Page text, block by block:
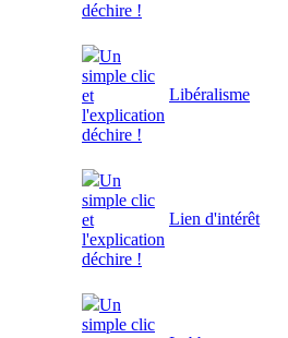
déchire !
Un
simple clic
et
l'explication
déchire !
Libéralisme
Un
simple clic
et
l'explication
déchire !
Lien d'intérêt
Un
simple clic